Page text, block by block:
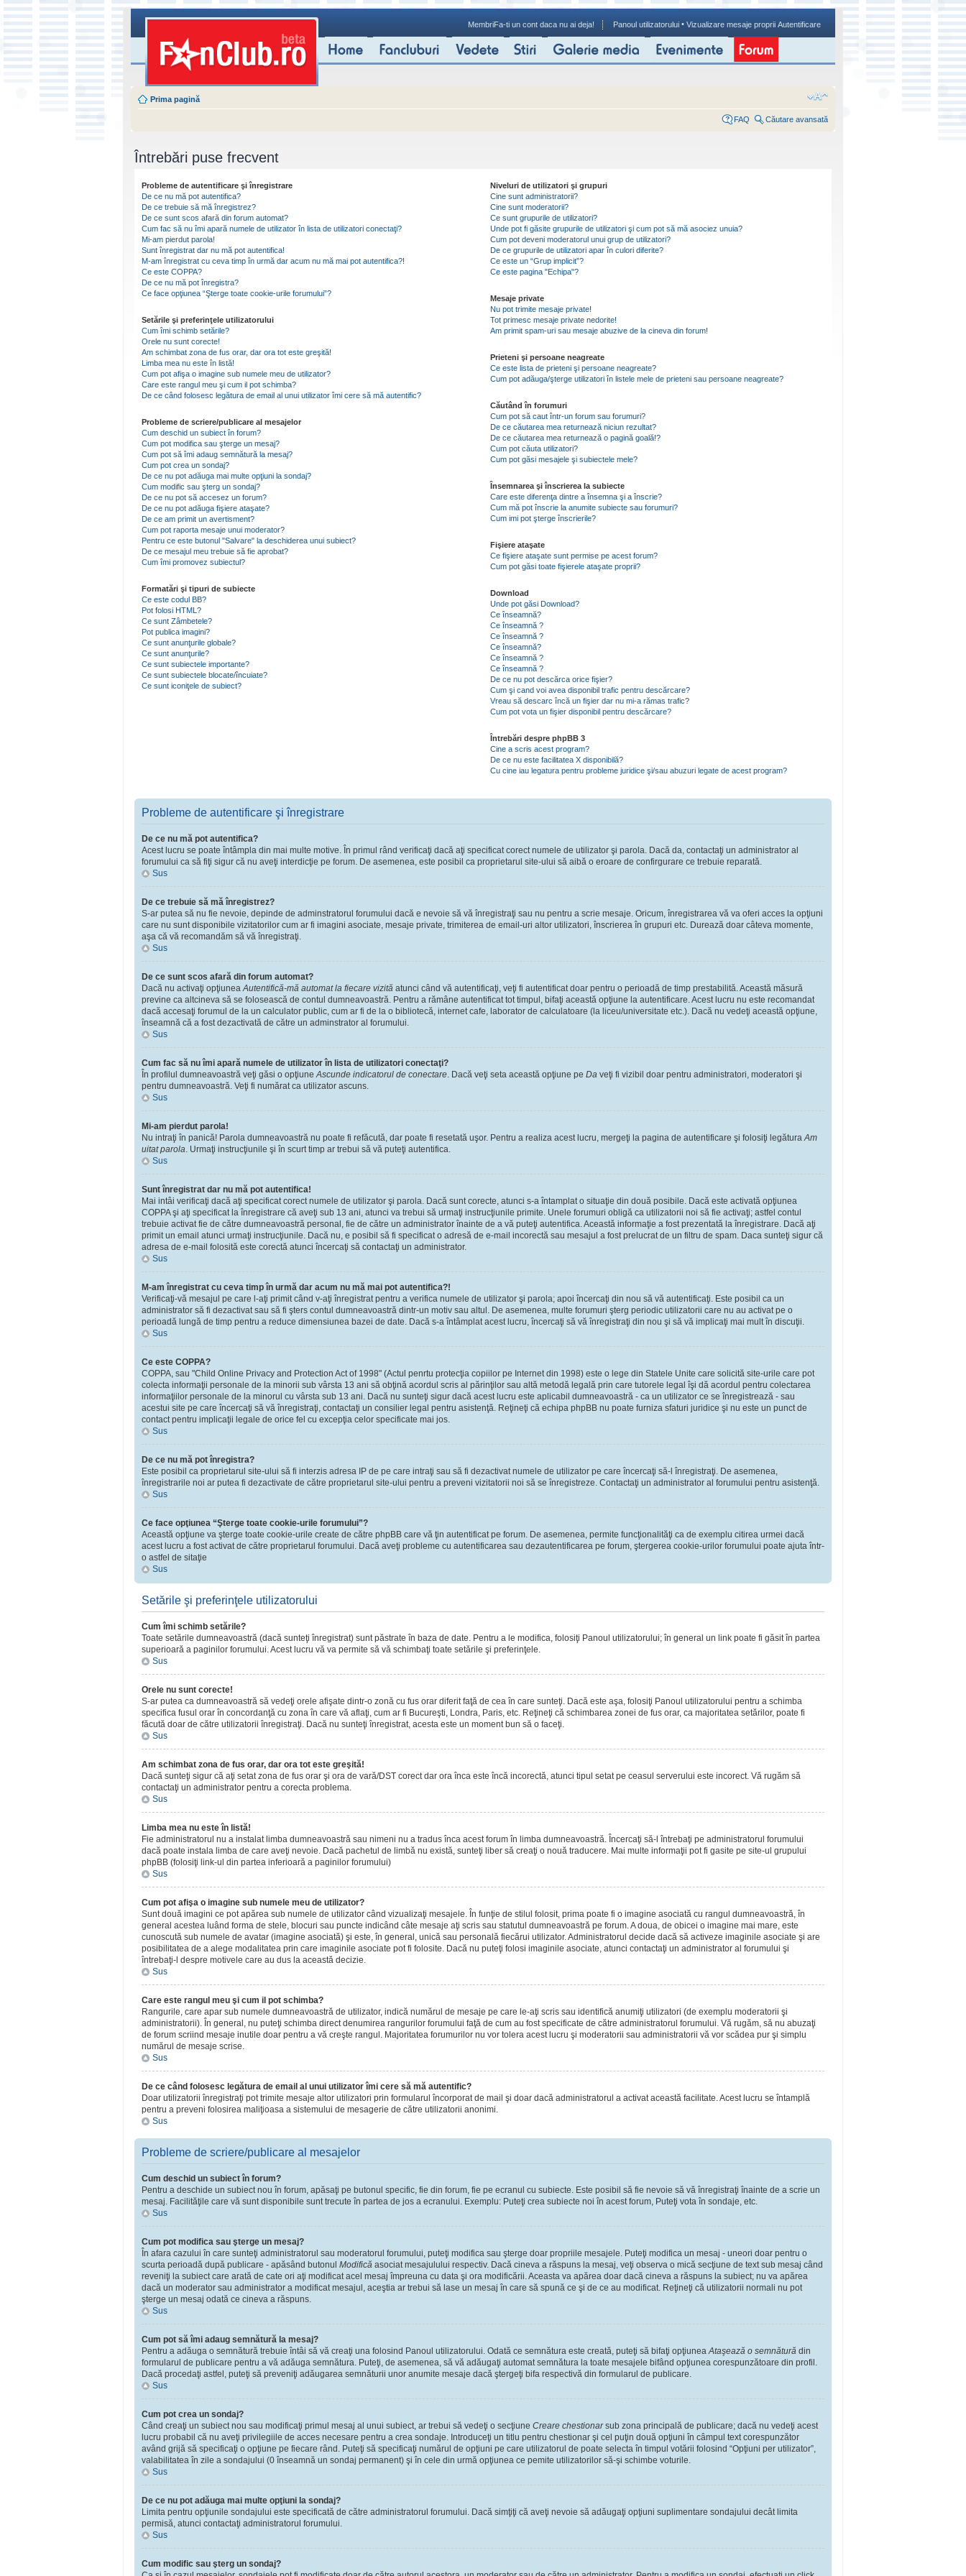
MembriFa-ti un cont daca nu ai deja! Panoul utilizatorului • Vizualizare mesaje proprii Autentificare
Prima pagină
FAQ Căutare avansată
Întrebări puse frecvent
Probleme de autentificare şi înregistrare
De ce nu mă pot autentifica?
De ce trebuie să mă înregistrez?
De ce sunt scos afară din forum automat?
Cum fac să nu îmi apară numele de utilizator în lista de utilizatori conectaţi?
Mi-am pierdut parola!
Sunt înregistrat dar nu mă pot autentifica!
M-am înregistrat cu ceva timp în urmă dar acum nu mă mai pot autentifica?!
Ce este COPPA?
De ce nu mă pot înregistra?
Ce face opţiunea “Şterge toate cookie-urile forumului”?
Setările şi preferinţele utilizatorului
Cum îmi schimb setările?
Orele nu sunt corecte!
Am schimbat zona de fus orar, dar ora tot este greşită!
Limba mea nu este în listă!
Cum pot afişa o imagine sub numele meu de utilizator?
Care este rangul meu şi cum il pot schimba?
De ce când folosesc legătura de email al unui utilizator îmi cere să mă autentific?
Probleme de scriere/publicare al mesajelor
Cum deschid un subiect în forum?
Cum pot modifica sau şterge un mesaj?
Cum pot să îmi adaug semnătură la mesaj?
Cum pot crea un sondaj?
De ce nu pot adăuga mai multe opţiuni la sondaj?
Cum modific sau şterg un sondaj?
De ce nu pot să accesez un forum?
De ce nu pot adăuga fişiere ataşate?
De ce am primit un avertisment?
Cum pot raporta mesaje unui moderator?
Pentru ce este butonul "Salvare" la deschiderea unui subiect?
De ce mesajul meu trebuie să fie aprobat?
Cum îmi promovez subiectul?
Formatări şi tipuri de subiecte
Ce este codul BB?
Pot folosi HTML?
Ce sunt Zâmbetele?
Pot publica imagini?
Ce sunt anunţurile globale?
Ce sunt anunţurile?
Ce sunt subiectele importante?
Ce sunt subiectele blocate/încuiate?
Ce sunt iconiţele de subiect?
Niveluri de utilizatori şi grupuri
Cine sunt administratorii?
Cine sunt moderatorii?
Ce sunt grupurile de utilizatori?
Unde pot fi găsite grupurile de utilizatori şi cum pot să mă asociez unuia?
Cum pot deveni moderatorul unui grup de utilizatori?
De ce grupurile de utilizatori apar în culori diferite?
Ce este un “Grup implicit”?
Ce este pagina "Echipa"?
Mesaje private
Nu pot trimite mesaje private!
Tot primesc mesaje private nedorite!
Am primit spam-uri sau mesaje abuzive de la cineva din forum!
Prieteni şi persoane neagreate
Ce este lista de prieteni şi persoane neagreate?
Cum pot adăuga/şterge utilizatori în listele mele de prieteni sau persoane neagreate?
Căutând în forumuri
Cum pot să caut într-un forum sau forumuri?
De ce căutarea mea returnează niciun rezultat?
De ce căutarea mea returnează o pagină goală!?
Cum pot căuta utilizatori?
Cum pot găsi mesajele şi subiectele mele?
Însemnarea şi înscrierea la subiecte
Care este diferenţa dintre a însemna şi a înscrie?
Cum mă pot înscrie la anumite subiecte sau forumuri?
Cum imi pot şterge înscrierile?
Fişiere ataşate
Ce fişiere ataşate sunt permise pe acest forum?
Cum pot găsi toate fişierele ataşate proprii?
Download
Unde pot găsi Download?
Ce înseamnă?
Ce înseamnă ?
Ce înseamnă ?
Ce înseamnă?
Ce înseamnă ?
Ce înseamnă ?
De ce nu pot descărca orice fişier?
Cum şi cand voi avea disponibil trafic pentru descărcare?
Vreau să descarc încă un fişier dar nu mi-a rămas trafic?
Cum pot vota un fişier disponibil pentru descărcare?
Întrebări despre phpBB 3
Cine a scris acest program?
De ce nu este facilitatea X disponibilă?
Cu cine iau legatura pentru probleme juridice şi/sau abuzuri legate de acest program?
Probleme de autentificare şi înregistrare
De ce nu mă pot autentifica?
Acest lucru se poate întâmpla din mai multe motive. În primul rând verificaţi dacă aţi specificat corect numele de utilizator şi parola. Dacă da, contactaţi un administrator al
forumului ca să fiţi sigur că nu aveţi interdicţie pe forum. De asemenea, este posibil ca proprietarul site-ului să aibă o eroare de confirgurare ce trebuie reparată.
Sus
De ce trebuie să mă înregistrez?
S-ar putea să nu fie nevoie, depinde de adminstratorul forumului dacă e nevoie să vă înregistraţi sau nu pentru a scrie mesaje. Oricum, înregistrarea vă va oferi acces la opţiuni
care nu sunt disponibile vizitatorilor cum ar fi imagini asociate, mesaje private, trimiterea de email-uri altor utilizatori, înscrierea în grupuri etc. Durează doar câteva momente,
aşa că vă recomandăm să vă înregistraţi.
Sus
De ce sunt scos afară din forum automat?
Dacă nu activaţi opţiuneaAutentifică-mă automat la fiecare vizită atunci când vă autentificaţi, veţi fi autentificat doar pentru o perioadă de timp prestabilită. Această măsură
previne ca altcineva să se folosească de contul dumneavoastră. Pentru a rămâne autentificat tot timpul, bifaţi această opţiune la autentificare. Acest lucru nu este recomandat
dacă accesaţi forumul de la un calculator public, cum ar fi de la o bibliotecă, internet cafe, laborator de calculatoare (la liceu/universitate etc.). Dacă nu vedeţi această opţiune,
înseamnă că a fost dezactivată de către un adminstrator al forumului.
Sus
Cum fac să nu îmi apară numele de utilizator în lista de utilizatori conectaţi?
În profilul dumneavoastră veţi găsi o opţiuneAscunde indicatorul de conectare. Dacă veţi seta această opţiune pe Da veţi fi vizibil doar pentru administratori, moderatori şi
pentru dumneavoastră. Veţi fi numărat ca utilizator ascuns.
Sus
Mi-am pierdut parola!
Nu intraţi în panică! Parola dumneavoastră nu poate fi refăcută, dar poate fi resetată uşor. Pentru a realiza acest lucru, mergeţi la pagina de autentificare şi folosiţi legăturaAm
uitat parola. Urmaţi instrucţiunile şi în scurt timp ar trebui să vă puteţi autentifica.
Sus
Sunt înregistrat dar nu mă pot autentifica!
Mai intâi verificaţi dacă aţi specificat corect numele de utilizator şi parola. Dacă sunt corecte, atunci s-a întamplat o situaţie din două posibile. Dacă este activată opţiunea
COPPA şi aţi specificat la înregistrare că aveţi sub 13 ani, atunci va trebui să urmaţi instrucţiunile primite. Unele forumuri obligă ca utilizatorii noi să fie activaţi; astfel contul
trebuie activat fie de către dumneavoastră personal, fie de către un administrator înainte de a vă puteţi autentifica. Această informaţie a fost prezentată la înregistrare. Dacă aţi
primit un email atunci urmaţi instrucţiunile. Dacă nu, e posibil să fi specificat o adresă de e-mail incorectă sau mesajul a fost prelucrat de un filtru de spam. Daca sunteţi sigur că
adresa de e-mail folosită este corectă atunci încercaţi să contactaţi un administrator.
Sus
M-am înregistrat cu ceva timp în urmă dar acum nu mă mai pot autentifica?!
Verificaţi-vă mesajul pe care l-aţi primit când v-aţi înregistrat pentru a verifica numele de utilizator şi parola; apoi încercaţi din nou să vă autentificaţi. Este posibil ca un
administrator să fi dezactivat sau să fi şters contul dumneavoastră dintr-un motiv sau altul. De asemenea, multe forumuri şterg periodic utilizatorii care nu au activat pe o
perioadă lungă de timp pentru a reduce dimensiunea bazei de date. Dacă s-a întâmplat acest lucru, încercaţi să vă înregistraţi din nou şi să vă implicaţi mai mult în discuţii.
Sus
Ce este COPPA?
COPPA, sau "Child Online Privacy and Protection Act of 1998" (Actul penrtu protecţia copiilor pe Internet din 1998) este o lege din Statele Unite care solicită site-urile care pot
colecta informaţii personale de la minorii sub vârsta 13 ani să obţină acordul scris al părinţilor sau altă metodă legală prin care tutorele legal îşi dă acordul pentru colectarea
informaţiilor personale de la minorul cu vârsta sub 13 ani. Dacă nu sunteţi sigur dacă acest lucru este aplicabil dumneavoastră - ca un utilizator ce se înregistrează - sau
acestui site pe care încercaţi să vă înregistraţi, contactaţi un consilier legal pentru asistenţă. Reţineţi că echipa phpBB nu poate furniza sfaturi juridice şi nu este un punct de
contact pentru implicaţii legale de orice fel cu excepţia celor specificate mai jos.
Sus
De ce nu mă pot înregistra?
Este posibil ca proprietarul site-ului să fi interzis adresa IP de pe care intraţi sau să fi dezactivat numele de utilizator pe care încercaţi să-l înregistraţi. De asemenea,
înregistrarile noi ar putea fi dezactivate de către proprietarul site-ului pentru a preveni vizitatorii noi să se înregistreze. Contactaţi un administrator al forumului pentru asistenţă.
Sus
Ce face opţiunea “Şterge toate cookie-urile forumului”?
Această opţiune va şterge toate cookie-urile create de către phpBB care vă ţin autentificat pe forum. De asemenea, permite funcţionalităţi ca de exemplu citirea urmei dacă
acest lucru a fost activat de către proprietarul forumului. Dacă aveţi probleme cu autentificarea sau dezautentificarea pe forum, ştergerea cookie-urilor forumului poate ajuta într-
o astfel de sitaţie
Sus
Setările şi preferinţele utilizatorului
Cum îmi schimb setările?
Toate setările dumneavoastră (dacă sunteţi înregistrat) sunt păstrate în baza de date. Pentru a le modifica, folosiţi Panoul utilizatorului; în general un link poate fi găsit în partea
superioară a paginilor forumului. Acest lucru vă va permite să vă schimbaţi toate setările şi preferinţele.
Sus
Orele nu sunt corecte!
S-ar putea ca dumneavoastră să vedeţi orele afişate dintr-o zonă cu fus orar diferit faţă de cea în care sunteţi. Dacă este aşa, folosiţi Panoul utilizatorului pentru a schimba
specifica fusul orar în concordanţă cu zona în care vă aflaţi, cum ar fi Bucureşti, Londra, Paris, etc. Reţineţi că schimbarea zonei de fus orar, ca majoritatea setărilor, poate fi
făcută doar de către utilizatorii înregistraţi. Dacă nu sunteţi înregistrat, acesta este un moment bun să o faceţi.
Sus
Am schimbat zona de fus orar, dar ora tot este greşită!
Dacă sunteţi sigur că aţi setat zona de fus orar şi ora de vară/DST corect dar ora înca este încă incorectă, atunci tipul setat pe ceasul serverului este incorect. Vă rugăm să
contactaţi un administrator pentru a corecta problema.
Sus
Limba mea nu este în listă!
Fie administratorul nu a instalat limba dumneavoastră sau nimeni nu a tradus înca acest forum în limba dumneavoastră. Încercaţi să-l întrebaţi pe administratorul forumului
dacă poate instala limba de care aveţi nevoie. Dacă pachetul de limbă nu există, sunteţi liber să creaţi o nouă traducere. Mai multe informaţii pot fi gasite pe site-ul grupului
phpBB (folosiţi link-ul din partea inferioară a paginilor forumului)
Sus
Cum pot afişa o imagine sub numele meu de utilizator?
Sunt două imagini ce pot apărea sub numele de utilizator când vizualizaţi mesajele. În funţie de stilul folosit, prima poate fi o imagine asociată cu rangul dumneavoastră, în
general acestea luând forma de stele, blocuri sau puncte indicând câte mesaje aţi scris sau statutul dumneavoastră pe forum. A doua, de obicei o imagine mai mare, este
cunoscută sub numele de avatar (imagine asociată) şi este, în general, unică sau personală fiecărui utilizator. Administratorul decide dacă să activeze imaginile asociate şi are
posibilitatea de a alege modalitatea prin care imaginile asociate pot fi folosite. Dacă nu puteţi folosi imaginile asociate, atunci contactaţi un administrator al forumului şi
întrebaţi-l despre motivele care au dus la această decizie.
Sus
Care este rangul meu şi cum il pot schimba?
Rangurile, care apar sub numele dumneavoastră de utilizator, indică numărul de mesaje pe care le-aţi scris sau identifică anumiţi utilizatori (de exemplu moderatorii şi
administratorii). În general, nu puteţi schimba direct denumirea rangurilor forumului faţă de cum au fost specificate de către administratorul forumului. Vă rugăm, să nu abuzaţi
de forum scriind mesaje inutile doar pentru a vă creşte rangul. Majoritatea forumurilor nu vor tolera acest lucru şi moderatorii sau administratorii vă vor scădea pur şi simplu
numărul de mesaje scrise.
Sus
De ce când folosesc legătura de email al unui utilizator îmi cere să mă autentific?
Doar utilizatorii înregistraţi pot trimite mesaje altor utilizatori prin formularul încorporat de mail şi doar dacă administratorul a activat această facilitate. Acest lucru se întamplă
pentru a preveni folosirea maliţioasa a sistemului de mesagerie de către utilizatorii anonimi.
Sus
Probleme de scriere/publicare al mesajelor
Cum deschid un subiect în forum?
Pentru a deschide un subiect nou în forum, apăsaţi pe butonul specific, fie din forum, fie pe ecranul cu subiecte. Este posibil să fie nevoie să vă înregistraţi înainte de a scrie un
mesaj. Facilităţile care vă sunt disponibile sunt trecute în partea de jos a ecranului. Exemplu: Puteţi crea subiecte noi în acest forum, Puteţi vota în sondaje, etc.
Sus
Cum pot modifica sau şterge un mesaj?
În afara cazului în care sunteţi administratorul sau moderatorul forumului, puteţi modifica sau şterge doar propriile mesajele. Puteţi modifica un mesaj - uneori doar pentru o
scurta perioadă după publicare - apăsând butonul Modifică asociat mesajulului respectiv. Dacă cineva a răspuns la mesaj, veţi observa o mică secţiune de text sub mesaj când
reveniţi la subiect care arată de cate ori aţi modificat acel mesaj împreuna cu data şi ora modificării. Aceasta va apărea doar dacă cineva a răspuns la subiect; nu va apărea
dacă un moderator sau administrator a modificat mesajul, aceştia ar trebui să lase un mesaj în care să spună ce şi de ce au modificat. Reţineţi că utilizatorii normali nu pot
şterge un mesaj odată ce cineva a răspuns.
Sus
Cum pot să îmi adaug semnătură la mesaj?
Pentru a adăuga o semnătură trebuie întâi să vă creaţi una folosind Panoul utilizatorului. Odată ce semnătura este creată, puteţi să bifaţi opţiuneaAtaşează o semnătură din
formularul de publicare pentru a vă adăuga semnătura. Puteţi, de asemenea, să vă adăugaţi automat semnătura la toate mesajele bifând opţiunea corespunzătoare din profil.
Dacă procedaţi astfel, puteţi să preveniţi adăugarea semnăturii unor anumite mesaje dacă ştergeţi bifa respectivă din formularul de publicare.
Sus
Cum pot crea un sondaj?
Când creaţi un subiect nou sau modificaţi primul mesaj al unui subiect, ar trebui să vedeţi o secţiune Creare chestionarsub zona principală de publicare; dacă nu vedeţi acest
lucru probabil că nu aveţi privilegiile de acces necesare pentru a crea sondaje. Introduceţi un titlu pentru chestionar şi cel puţin două opţiuni în câmpul text corespunzător
având grijă să specificaţi o opţiune pe fiecare rând. Puteţi să specificaţi numărul de opţiuni pe care utilizatorul de poate selecta în timpul votării folosind “Opţiuni per utilizator”,
valabilitatea în zile a sondajului (0 înseamnă un sondaj permanent) şi în cele din urmă opţiunea ce pemite utilizatorilor să-şi schimbe voturile.
Sus
De ce nu pot adăuga mai multe opţiuni la sondaj?
Limita pentru opţiunile sondajului este specificată de către administratorul forumului. Dacă simţiţi că aveţi nevoie să adăugaţi opţiuni suplimentare sondajului decât limita
permisă, atunci contactaţi administratorul forumului.
Sus
Cum modific sau şterg un sondaj?